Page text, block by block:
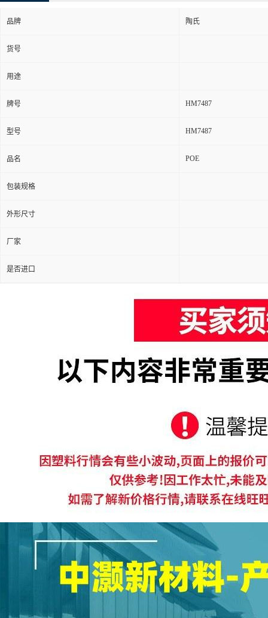
品牌 陶氏
货号
用途
牌号 HM7487
型号 HM7487
品名 POE
包装规格
外形尺寸
厂家
是否进口